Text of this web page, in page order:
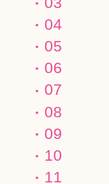
04
05
06
07
08
09
10
11